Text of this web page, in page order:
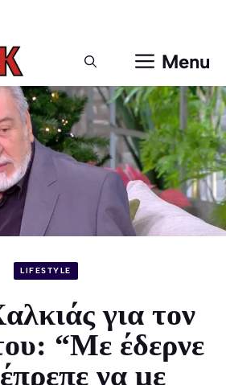
Menu
LIFESTYLE
για τον
“Με έδερνε
να με